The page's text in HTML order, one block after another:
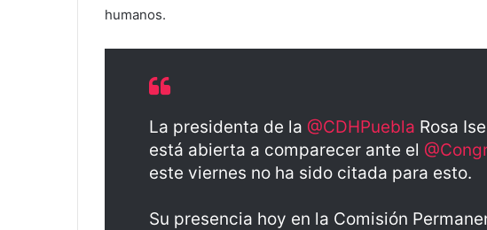
humanos.
La presidenta de la @CDHPuebla Rosa
está abierta a comparecer ante el
este viernes no ha sido citada para esto.
Su presencia hoy en la Comisión